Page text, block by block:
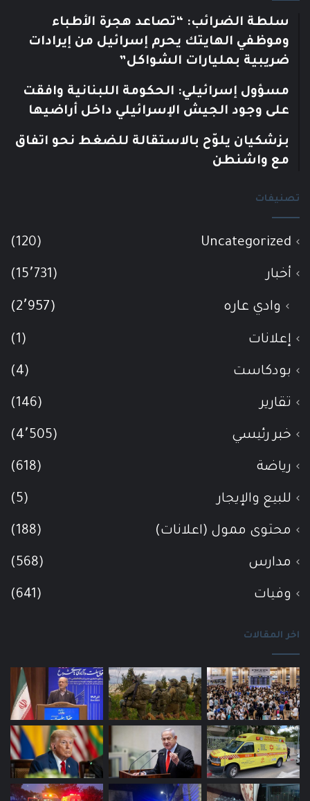
سلطة الضرائب: “تصاعد هجرة الأطباء
وموظفي الهايتك يحرم إسرائيل من إيرادات
ضريبية بمليارات الشواكل”
مسؤول إسرائيلي: الحكومة اللبنانية وافقت
على وجود الجيش الإسرائيلي داخل أراضيها
بزشكيان يلوّح بالاستقالة للضغط نحو اتفاق
مع واشنطن
تصنيفات
Uncategorized
(120)
أخبار (15٬731)
وادي عاره (2٬957)
إعلانات (1)
بودكاست (4)
تقارير (146)
خبر رئيسي (4٬505)
رياضة (618)
للبيع والإيجار (5)
محتوى ممول (اعلانات) (188)
مدارس (568)
وفيات (641)
اخر المقالات